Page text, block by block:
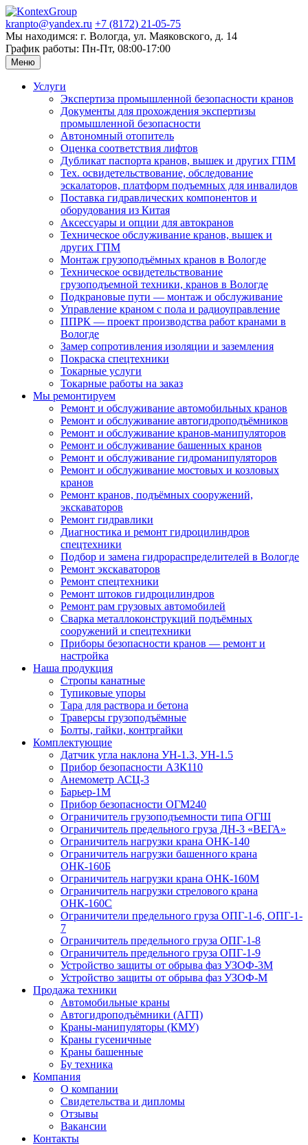
kranpto@yandex.ru +7 (8172) 21-05-75
Мы находимся: г. Вологда, ул. Маяковского, д. 14
График работы: Пн-Пт, 08:00-17:00
Меню
Услуги
Экспертиза промышленной безопасности кранов
Документы для прохождения экспертизы
промышленной безопасности
Автономный отопитель
Оценка соответствия лифтов
Дубликат паспорта кранов, вышек и других ГПМ
Тех. освидетельствование, обследование
эскалаторов, платформ подъемных для инвалидов
Поставка гидравлических компонентов и
оборудования из Китая
Аксессуары и опции для автокранов
Техническое обслуживание кранов, вышек и
других ГПМ
Монтаж грузоподъёмных кранов в Вологде
Техническое освидетельствование
грузоподъемной техники, кранов в Вологде
Подкрановые пути — монтаж и обслуживание
Управление краном с пола и радиоуправление
ППРК — проект производства работ кранами в
Вологде
Замер сопротивления изоляции и заземления
Покраска спецтехники
Токарные услуги
Токарные работы на заказ
Мы ремонтируем
Ремонт и обслуживание автомобильных кранов
Ремонт и обслуживание автогидроподъёмников
Ремонт и обслуживание кранов-манипуляторов
Ремонт и обслуживание башенных кранов
Ремонт и обслуживание гидроманипуляторов
Ремонт и обслуживание мостовых и козловых
кранов
Ремонт кранов, подъёмных сооружений,
экскаваторов
Ремонт гидравлики
Диагностика и ремонт гидроцилиндров
спецтехники
Подбор и замена гидрораспределителей в Вологде
Ремонт экскаваторов
Ремонт спецтехники
Ремонт штоков гидроцилиндров
Ремонт рам грузовых автомобилей
Сварка металлоконструкций подъёмных
сооружений и спецтехники
Приборы безопасности кранов — ремонт и
настройка
Наша продукция
Стропы канатные
Тупиковые упоры
Тара для раствора и бетона
Траверсы грузоподъёмные
Болты, гайки, контргайки
Комплектующие
Датчик угла наклона УН-1.3, УН-1.5
Прибор безопасности АЗК110
Анемометр АСЦ-3
Барьер-1М
Прибор безопасности ОГМ240
Ограничитель грузоподъемности типа ОГШ
Ограничитель предельного груза ДН-3 «ВЕГА»
Ограничитель нагрузки крана ОНК-140
Ограничитель нагрузки башенного крана
ОНК-160Б
Ограничитель нагрузки крана ОНК-160М
Ограничитель нагрузки стрелового крана
ОНК-160С
Ограничители предельного груза ОПГ-1-6, ОПГ-1-
7
Ограничитель предельного груза ОПГ-1-8
Ограничитель предельного груза ОПГ-1-9
Устройство защиты от обрыва фаз УЗОФ-3М
Устройство защиты от обрыва фаз УЗОФ-М
Продажа техники
Автомобильные краны
Автогидроподъёмники (АГП)
Краны-манипуляторы (КМУ)
Краны гусеничные
Краны башенные
Бу техника
Компания
О компании
Свидетельства и дипломы
Отзывы
Вакансии
Контакты